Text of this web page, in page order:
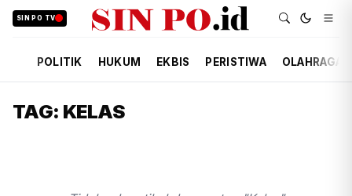
SIN PO TV
POLITIK HUKUM EKBIS PERISTIWA OLAHRAGA
TAG: KELAS